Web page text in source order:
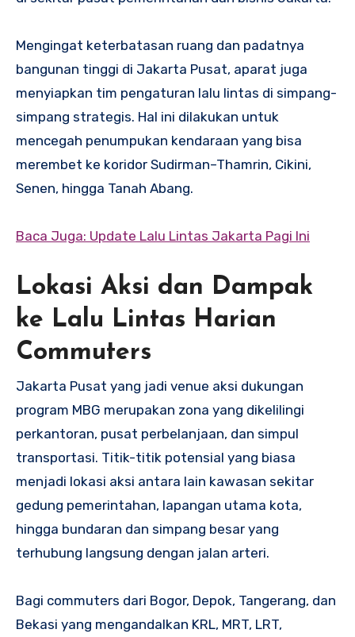
Mengingat keterbatasan ruang dan padatnya
bangunan tinggi di Jakarta Pusat, aparat juga
menyiapkan tim pengaturan lalu lintas di simpang-
simpang strategis. Hal ini dilakukan untuk
mencegah penumpukan kendaraan yang bisa
merembet ke koridor Sudirman–Thamrin, Cikini,
Senen, hingga Tanah Abang.
Baca Juga: Update Lalu Lintas Jakarta Pagi Ini
Lokasi Aksi dan Dampak
ke Lalu Lintas Harian
Commuters
Jakarta Pusat yang jadi venue aksi dukungan
program MBG merupakan zona yang dikelilingi
perkantoran, pusat perbelanjaan, dan simpul
transportasi. Titik-titik potensial yang biasa
menjadi lokasi aksi antara lain kawasan sekitar
gedung pemerintahan, lapangan utama kota,
hingga bundaran dan simpang besar yang
terhubung langsung dengan jalan arteri.
Bagi commuters dari Bogor, Depok, Tangerang, dan
Bekasi yang mengandalkan KRL, MRT, LRT,